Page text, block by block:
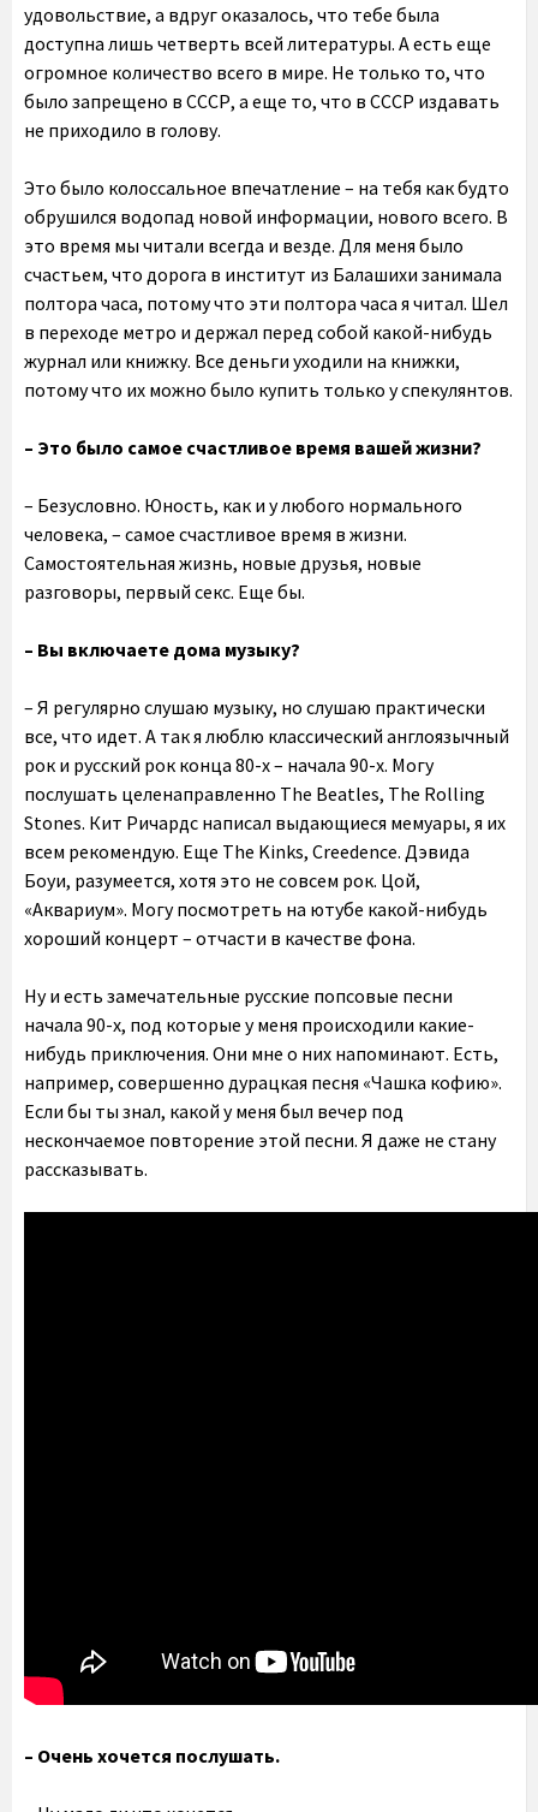
удовольствие, а вдруг оказалось, что тебе была
доступна лишь четверть всей литературы. А есть еще
огромное количество всего в мире. Не только то, что
было запрещено в СССР, а еще то, что в СССР издавать
не приходило в голову.
Это было колоссальное впечатление – на тебя как будто
обрушился водопад новой информации, нового всего. В
это время мы читали всегда и везде. Для меня было
счастьем, что дорога в институт из Балашихи занимала
полтора часа, потому что эти полтора часа я читал. Шел
в переходе метро и держал перед собой какой-нибудь
журнал или книжку. Все деньги уходили на книжки,
потому что их можно было купить только у спекулянтов.
– Это было самое счастливое время вашей жизни?
– Безусловно. Юность, как и у любого нормального
человека, – самое счастливое время в жизни.
Самостоятельная жизнь, новые друзья, новые
разговоры, первый секс. Еще бы.
– Вы включаете дома музыку?
– Я регулярно слушаю музыку, но слушаю практически
все, что идет. А так я люблю классический англоязычный
рок и русский рок конца 80-х – начала 90-х. Могу
послушать целенаправленно The Beatles, The Rolling
Stones. Кит Ричардс написал выдающиеся мемуары, я их
всем рекомендую. Еще The Kinks, Creedence. Дэвида
Боуи, разумеется, хотя это не совсем рок. Цой,
«Аквариум». Могу посмотреть на ютубе какой-нибудь
хороший концерт – отчасти в качестве фона.
Ну и есть замечательные русские попсовые песни
начала 90-х, под которые у меня происходили какие-
нибудь приключения. Они мне о них напоминают. Есть,
например, совершенно дурацкая песня «Чашка кофию».
Если бы ты знал, какой у меня был вечер под
нескончаемое повторение этой песни. Я даже не стану
рассказывать.
– Очень хочется послушать.